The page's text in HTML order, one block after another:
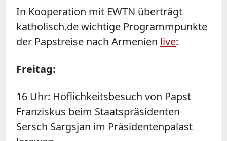
In Kooperation mit EWTN überträgt
katholisch.de wichtige Programmpunkte
der Papstreise nach Armenien live:
Freitag:
16 Uhr: Höflichkeitsbesuch von Papst
Franziskus beim Staatspräsidenten
Sersch Sargsjan im Präsidentenpalast